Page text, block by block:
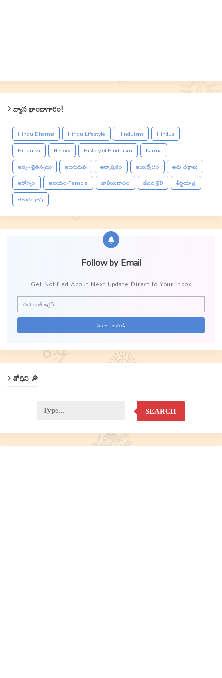
వ్యాస భాండాగారం!
Hindu Dharma Hindu Lifestyle Hinduism
Hindus
Hindutva
History History of Hinduism
Karma
ఆత్మ - చైతన్యము
ఆదిగురువు ఆధ్యాత్మికం ఆయర్వేదం
ఆరు చక్రాలు
ఆరోగ్యం
ఆలయం-Temple జాతీయవాదం జీవన శైలి
తీర్థయాత్ర
తెలుగు భాష
Follow by Email
Get Notified About Next Update Direct to Your inbox
శోధిని 🔎
SEARCH